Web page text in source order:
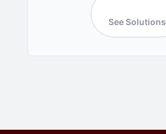
See Solutions